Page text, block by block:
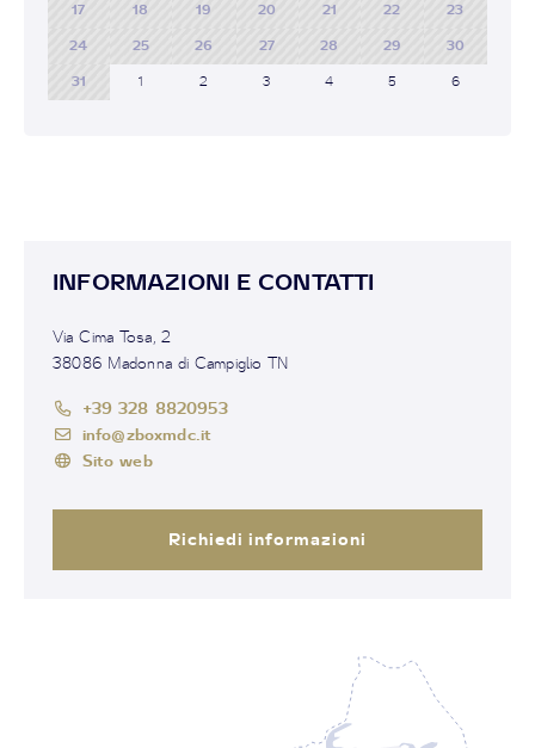
17 18 19 20 21 22 23
24 25 26 27 28 29 30
31 1 2 3 4 5 6
INFORMAZIONI E CONTATTI
Via Cima Tosa, 2
38086 Madonna di Campiglio TN
+39 328 8820953
info@zboxmdc.it
Sito web
Richiedi informazioni